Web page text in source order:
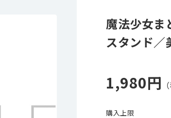
魔法少女
スタンド／
1,980円
購入上限